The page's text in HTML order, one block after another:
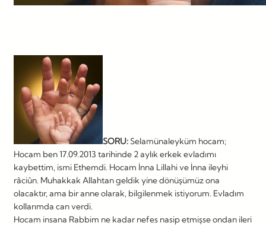
SORU:Selamünaleyküm hocam;
Hocam ben 17.09.2013 tarihinde 2 aylık erkek evladımı
kaybettim, ismi Ethemdi. Hocam İnna Lillahi ve İnna ileyhi
râciûn. Muhakkak Allahtan geldik yine dönüşümüz ona
olacaktır, ama bir anne olarak, bilgilenmek istiyorum. Evladım
kollarımda can verdi.
Hocam insana Rabbim ne kadar nefes nasip etmişse ondan ileri